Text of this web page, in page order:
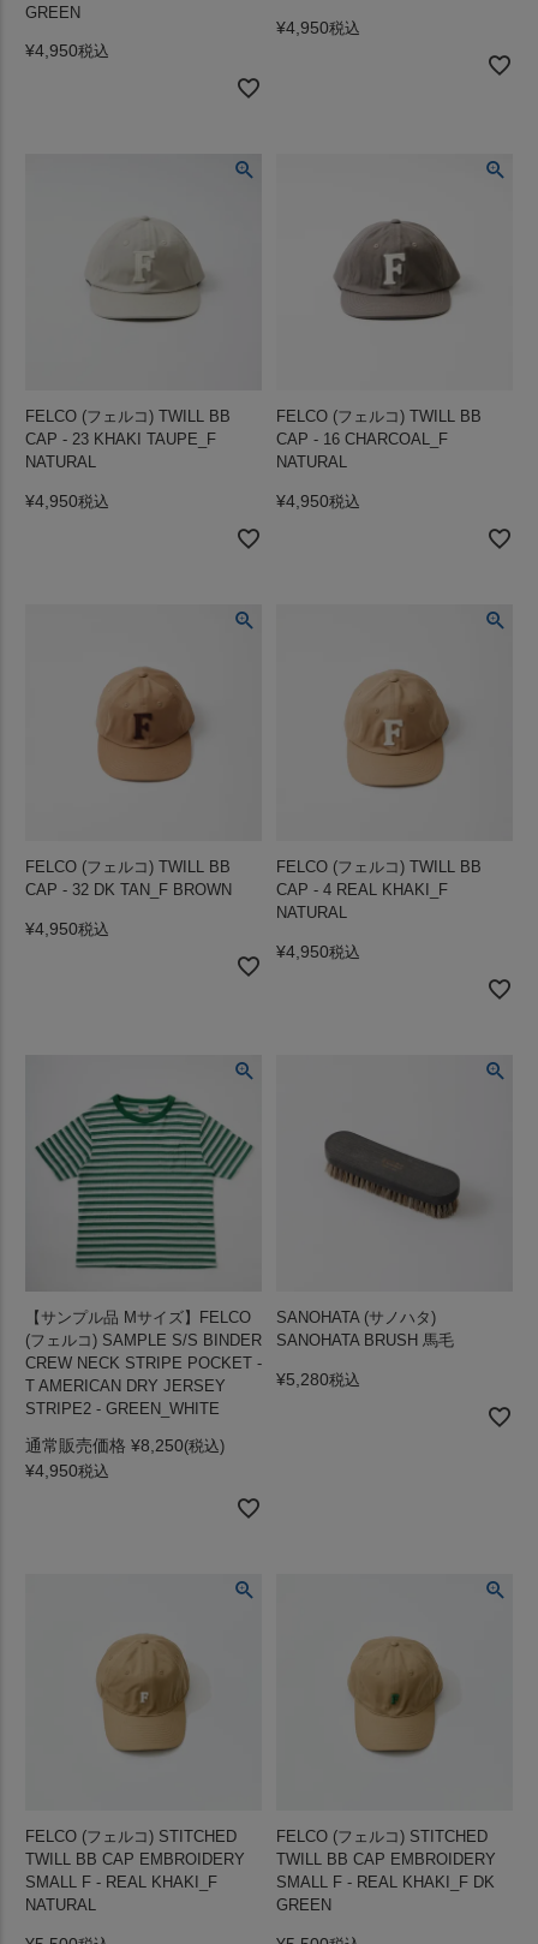
GREEN
¥4,950税込
¥4,950税込
FELCO (フェルコ) TWILL BB
CAP - 23 KHAKI TAUPE_F
NATURAL
¥4,950税込
FELCO (フェルコ) TWILL BB
CAP - 16 CHARCOAL_F
NATURAL
¥4,950税込
FELCO (フェルコ) TWILL BB
CAP - 32 DK TAN_F BROWN
¥4,950税込
FELCO (フェルコ) TWILL BB
CAP - 4 REAL KHAKI_F
NATURAL
¥4,950税込
【サンプル品 Mサイズ】FELCO
(フェルコ) SAMPLE S/S BINDER
CREW NECK STRIPE POCKET -
T AMERICAN DRY JERSEY
STRIPE2 - GREEN_WHITE
通常販売価格 ¥8,250
¥4,950税込
SANOHATA (サノハタ)
SANOHATA BRUSH 馬毛
¥5,280税込
FELCO (フェルコ) STITCHED
TWILL BB CAP EMBROIDERY
SMALL F - REAL KHAKI_F
NATURAL
FELCO (フェルコ) STITCHED
TWILL BB CAP EMBROIDERY
SMALL F - REAL KHAKI_F DK
GREEN